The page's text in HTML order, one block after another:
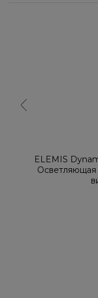
ELEMIS
Осветляющая